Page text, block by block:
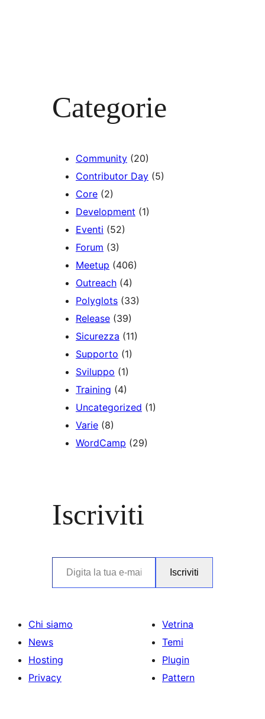
Categorie
Community (20)
Contributor Day (5)
Core (2)
Development (1)
Eventi (52)
Forum (3)
Meetup (406)
Outreach (4)
Polyglots (33)
Release (39)
Sicurezza (11)
Supporto (1)
Sviluppo (1)
Training (4)
Uncategorized (1)
Varie (8)
WordCamp (29)
Iscriviti
Digita la tua e-mail…
Iscriviti
Chi siamo
News
Hosting
Privacy
Vetrina
Temi
Plugin
Pattern